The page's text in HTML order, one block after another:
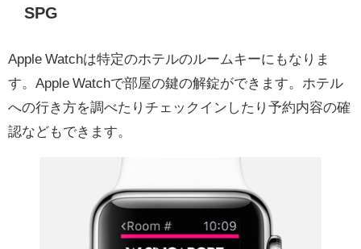
SPG
Apple Watchは特定のホテルのルームキーにもなりま
す。Apple Watchで部屋の鍵の解錠ができます。ホテル
への行き方を調べたりチェックインしたり予約内容の確
認などもできます。